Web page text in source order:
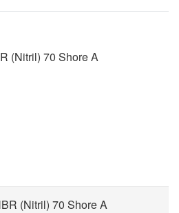
(Nitril) 70 Shore A
(Nitril) 70 Shore A